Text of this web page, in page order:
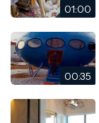
01:00
00:35